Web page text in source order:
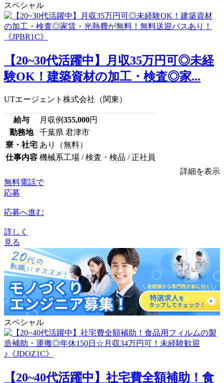
スペシャル
【20~30代活躍中】月収35万円可◎未経
験OK！建築資材の加工・検査◎家...
UTエージェント株式会社（関東）
給与 月収例355,000円
勤務地
千葉県 君津市
寮・社宅 あり（無料）
仕事内容 機械系工場 / 検査・検品 / 正社員
詳細を表示
無料電話で
応募
応募へ進む
詳しく
見る
スペシャル
【20~40代活躍中】社宅費全額補助！食